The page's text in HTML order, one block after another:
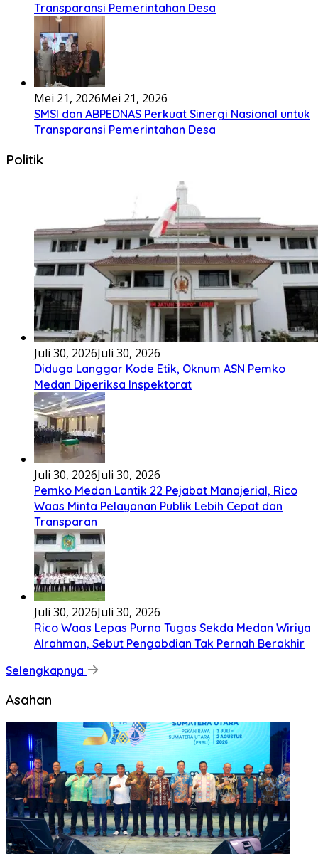
Lirik Lagu Cinta Mati – Fajar Halawa
Tenga sakali nouwao khuo he akhigu boi taozui
wa’omasiTabato ia taroi furi[...]
Lirik Seberkas Sinar – Deddy Dores
Kala Ku Seorang
Diri Hanya Berteman Sepi Dan Angin MalamKu Coba
MerenungiTentang[...]